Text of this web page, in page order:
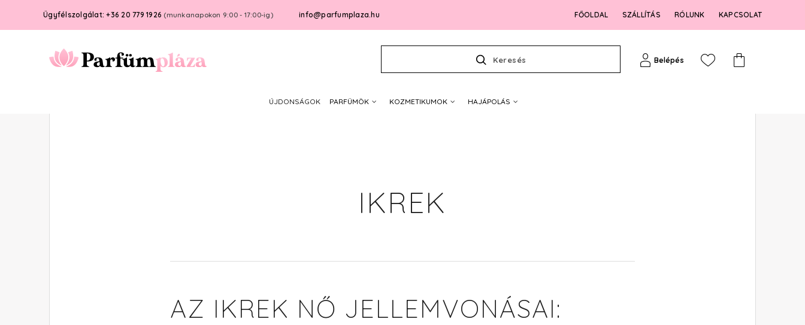
Ügyfélszolgálat: +36 20 779 1926 (munkanapokon 9:00 - 17:00-ig) info@parfumplaza.hu FŐOLDAL SZÁLLÍTÁS RÓLUNK KAPCSOLAT
Keresés Belépés
ÚJDONSÁGOK PARFÜMÖK KOZMETIKUMOK HAJÁPOLÁS
IKREK
AZ IKREK NŐ JELLEMVONÁSAI: